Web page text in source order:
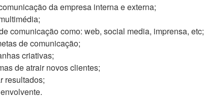
da empresa interna e externa;
comunicação como: web, social media, imprensa, etc;
de comunicação;
criativas;
de atrair novos clientes;
resultados;